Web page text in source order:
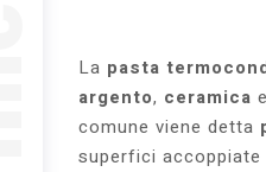
La pasta
argento, ceramica e
comune viene detta
superfici